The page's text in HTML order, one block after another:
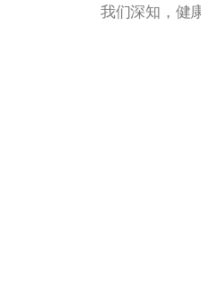
我们深知，健